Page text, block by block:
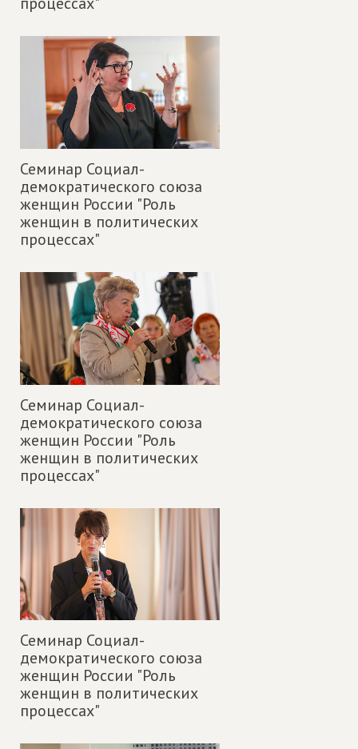
Семинар Социал-
демократического союза
женщин России "Роль
женщин в политических
процессах"
Семинар Социал-
демократического союза
женщин России "Роль
женщин в политических
процессах"
Семинар Социал-
демократического союза
женщин России "Роль
женщин в политических
процессах"